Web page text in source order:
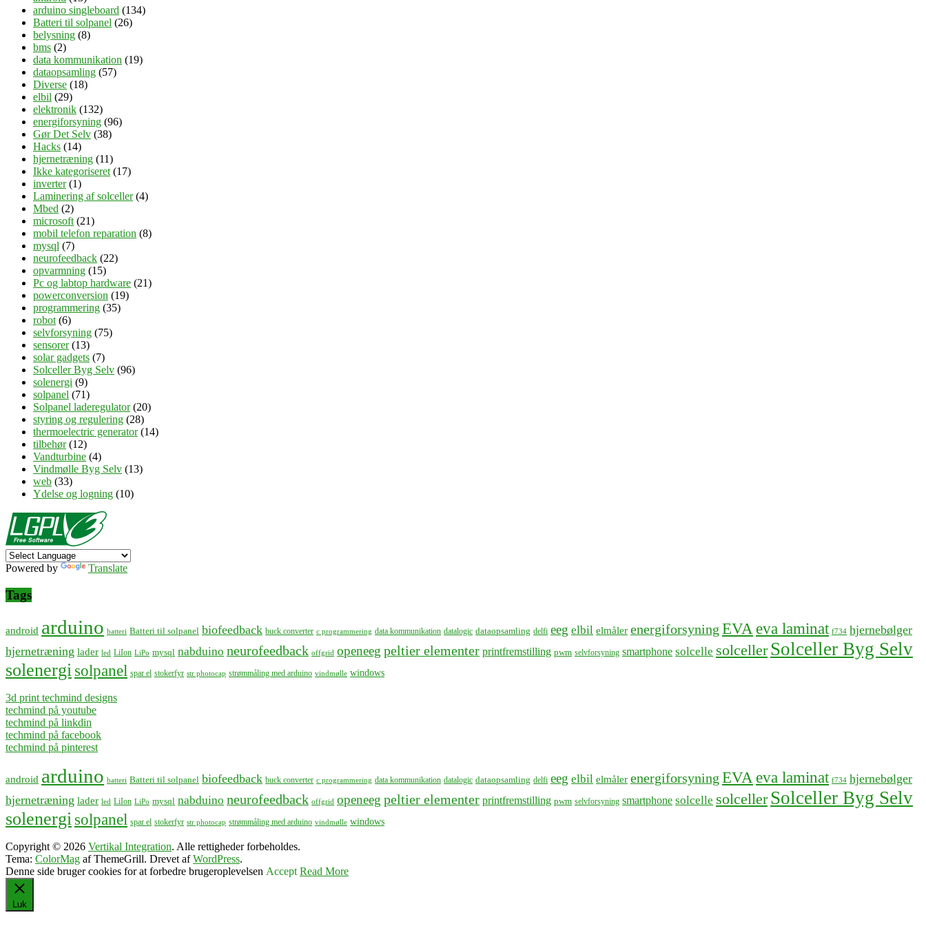
arduino singleboard (134)
Batteri til solpanel (26)
belysning (8)
bms (2)
data kommunikation (19)
dataopsamling (57)
Diverse (18)
elbil (29)
elektronik (132)
energiforsyning (96)
Gør Det Selv (38)
Hacks (14)
hjernetræning (11)
Ikke kategoriseret(17)
inverter(1)
Laminering af solceller(4)
Mbed (2)
microsoft(21)
mobil telefon reparation (8)
mysql (7)
neurofeedback (22)
opvarmning (15)
Pc og labtop hardware (21)
powerconversion (19)
programmering (35)
robot(6)
selvforsyning (75)
sensorer(13)
solar gadgets (7)
Solceller Byg Selv (96)
solenergi (9)
solpanel (71)
Solpanel laderegulator(20)
styring og regulering (28)
thermoelectric generator(14)
tilbehør(12)
Vandturbine (4)
Vindmølle Byg Selv (13)
web (33)
Ydelse og logning (10)
Powered by Translate
Tags
android arduino batteri Batteri til solpanel biofeedback buck converter c programmering data kommunikation datalogic dataopsamling delfi eeg elbil elmåler energiforsyning EVA eva laminat f734 hjernebølger
hjernetræning lader led LiIon LiPo mysql nabduino neurofeedback offgrid openeeg peltier elementer printfremstilling pwm selvforsyning smartphone solcelle solceller Solceller Byg Selv
solenergisolpanel spar el stokerfyr str photocap strømmåling med arduino vindmølle windows
3d print techmind designs
techmind på youtube
techmind på linkdin
techmind på facebook
techmind på pinterest
android arduino batteri Batteri til solpanel biofeedback buck converter c programmering data kommunikation datalogic dataopsamling delfi eeg elbil elmåler energiforsyning EVA eva laminat f734 hjernebølger
hjernetræning lader led LiIon LiPo mysql nabduino neurofeedback offgrid openeeg peltier elementer printfremstilling pwm selvforsyning smartphone solcelle solceller Solceller Byg Selv
solenergisolpanel spar el stokerfyr str photocap strømmåling med arduino vindmølle windows
Copyright © 2026 Vertikal Integration. Alle rettigheder forbeholdes.
Tema: ColorMag af ThemeGrill. Drevet afWordPress.
Denne side bruger cookies for at forbedre brugeroplevelsen Accept Read More
Luk